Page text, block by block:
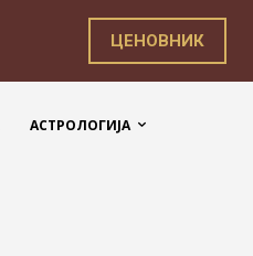
ЦЕНОВНИК
АСТРОЛОГИЈА